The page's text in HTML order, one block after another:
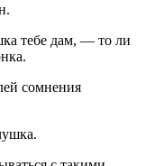
тебе дам, — то ли
сомнения